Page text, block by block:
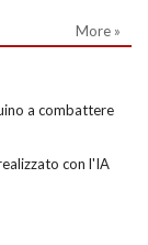
More »
a combattere
con l'IA